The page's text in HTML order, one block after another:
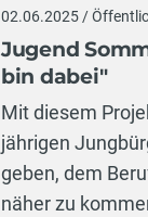
02.06.2025 /
Jugend
bin dabei"
Mit diesem
jährigen
geben, dem
näher zu